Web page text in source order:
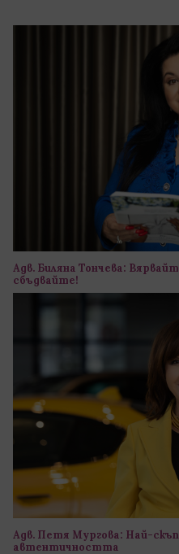
Адв. Биляна Тончева:
сбъдвайте!
Адв. Петя Мургова: Най-
автентичността